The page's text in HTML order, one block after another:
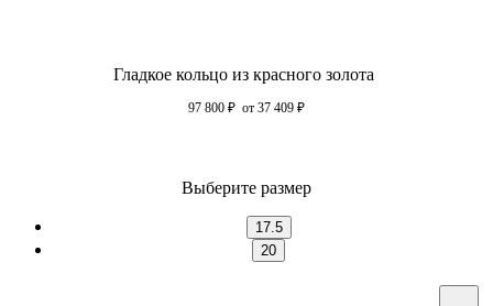
Гладкое кольцо из красного золота
97 800 ₽ от 37 409 ₽
Выберите размер
17.5
20